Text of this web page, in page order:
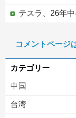
テスラ、26年中に日
世界でバズった
コメントページ
カテゴリー
中国
台湾